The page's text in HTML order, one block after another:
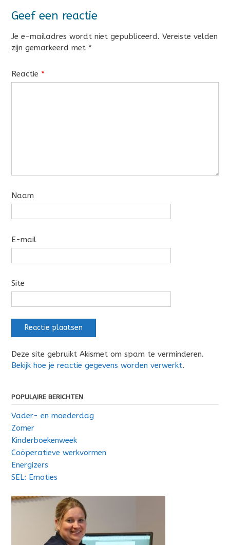
Geef een reactie
Je e-mailadres wordt niet gepubliceerd. Vereiste velden
zijn gemarkeerd met *
Reactie *
Naam
E-mail
Site
Deze site gebruikt Akismet om spam te verminderen.
Bekijk hoe je reactie gegevens worden verwerkt.
POPULAIRE BERICHTEN
Vader- en moederdag
Zomer
Kinderboekenweek
Coöperatieve werkvormen
Energizers
SEL: Emoties